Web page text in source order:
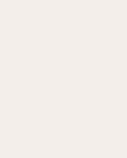
Unsere Geschenke
Mit Liebe
Erstelle etwas